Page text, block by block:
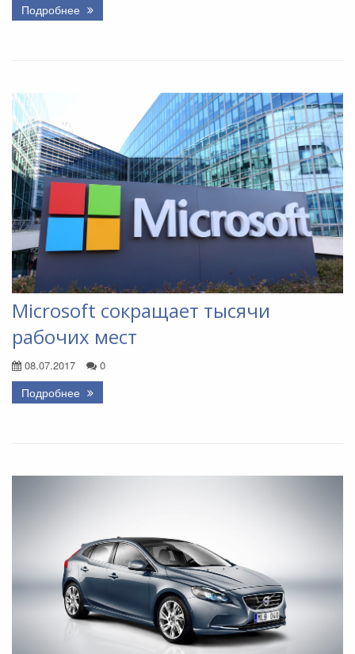
Подробнее
Microsoft сокращает тысячи
рабочих мест
08.07.2017 0
Подробнее